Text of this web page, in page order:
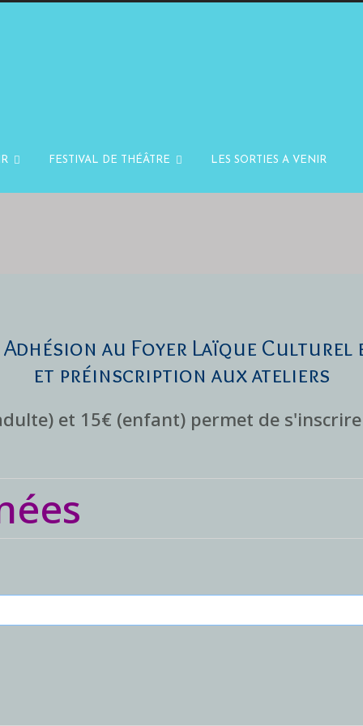
FESTIVAL DE THÉÂTRE LES SORTIES A VENIR
Adhésion au Foyer Laïque
et préinscription aux ateliers
et 15€ (enfant) permet de